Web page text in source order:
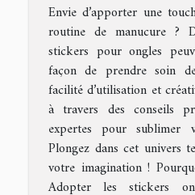
Envie d’apporter une
routine de manucure ?
stickers pour ongles
façon de prendre soin
facilité d’utilisation et
à travers des conseils
expertes pour sublimer
Plongez dans cet univers
votre imagination !
Adopter les stickers